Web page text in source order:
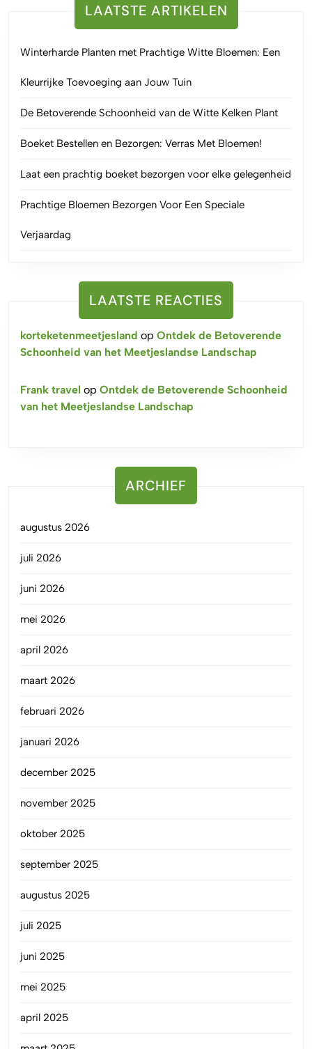
LAATSTE ARTIKELEN
Winterharde Planten met Prachtige Witte Bloemen: Een
Kleurrijke Toevoeging aan Jouw Tuin
De Betoverende Schoonheid van de Witte Kelken Plant
Boeket Bestellen en Bezorgen: Verras Met Bloemen!
Laat een prachtig boeket bezorgen voor elke gelegenheid
Prachtige Bloemen Bezorgen Voor Een Speciale
Verjaardag
LAATSTE REACTIES
korteketenmeetjesland op Ontdek de Betoverende
Schoonheid van het Meetjeslandse Landschap
Frank travel op Ontdek de Betoverende Schoonheid
van het Meetjeslandse Landschap
ARCHIEF
augustus 2026
juli 2026
juni 2026
mei 2026
april 2026
maart 2026
februari 2026
januari 2026
december 2025
november 2025
oktober 2025
september 2025
augustus 2025
juli 2025
juni 2025
mei 2025
april 2025